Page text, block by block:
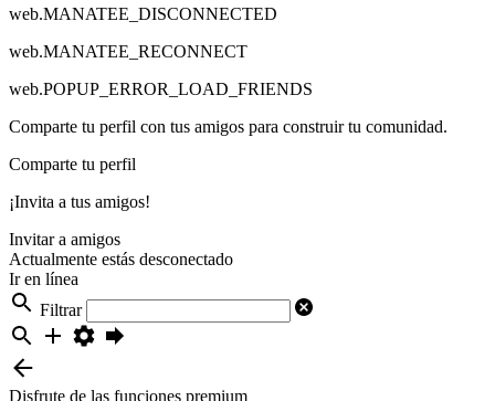
web.MANATEE_DISCONNECTED
web.MANATEE_RECONNECT
web.POPUP_ERROR_LOAD_FRIENDS
Comparte tu perfil con tus amigos para construir tu comunidad.
Comparte tu perfil
¡Invita a tus amigos!
Invitar a amigos
Actualmente estás desconectado
Ir en línea
Filtrar
Disfrute de las funciones premium